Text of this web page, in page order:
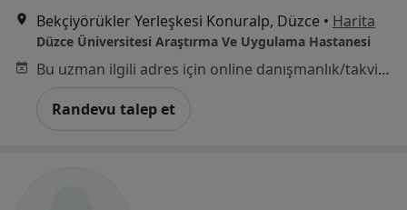
Bekçiyörükler Yerleşkesi Konuralp, Düzce • Harita
Düzce Üniversitesi Araştırma Ve Uygulama Hastanesi
Bu uzman ilgili adres için online danışmanlık/takvim sunmuyor.
Randevu talep et